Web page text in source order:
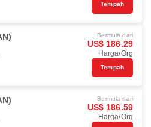
Tempah
Bermula dari
US$ 186.29
Harga/Org
Tempah
Bermula dari
US$ 186.59
Harga/Org